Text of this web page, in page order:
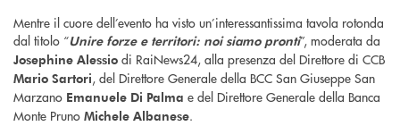
Mentre il cuore dell’evento ha visto un’interessantissima tavola rotonda
dal titolo “Unire forze e territori: noi siamo pronti”, moderata da
Josephine Alessio di RaiNews24, alla presenza del Direttore di CCB
Mario Sartori, del Direttore Generale della BCC San Giuseppe San
Marzano Emanuele Di Palma e del Direttore Generale della Banca
Monte Pruno Michele Albanese.